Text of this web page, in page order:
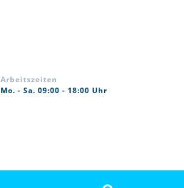
Arbeitszeiten
Mo. - Sa. 09:00 - 18:00 Uhr